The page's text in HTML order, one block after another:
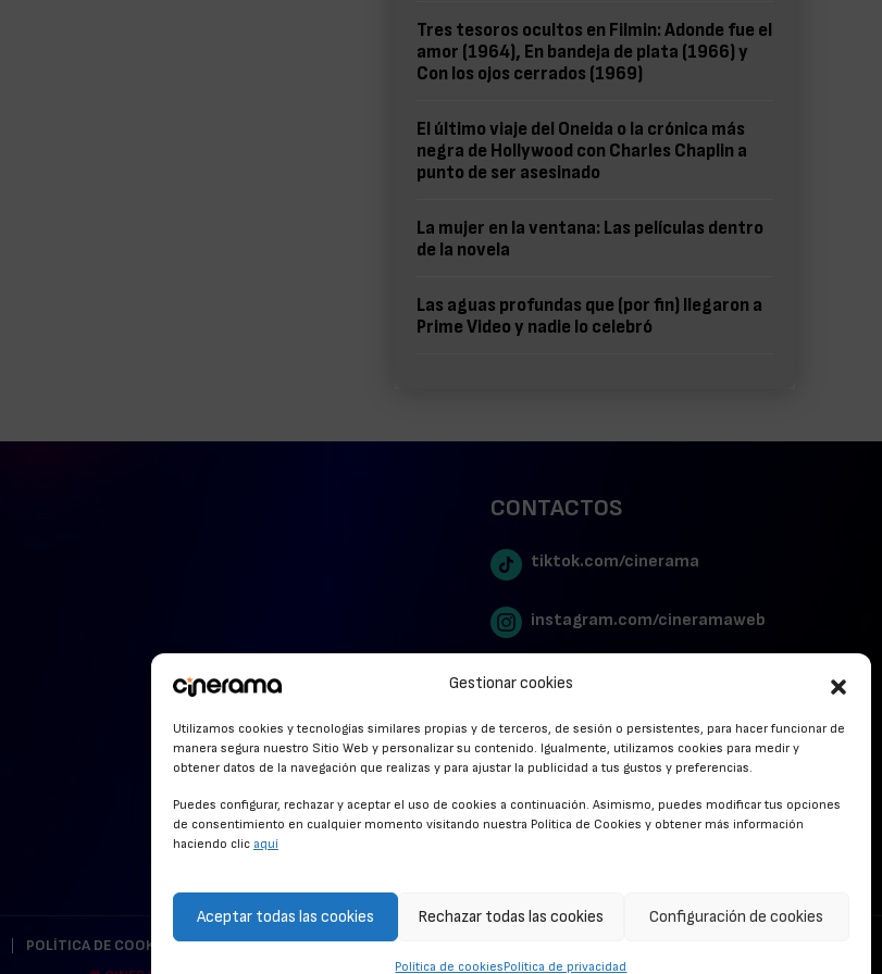
Gestionar cookies
Utilizamos cookies y tecnologías similares propias y de terceros, de sesión o persistentes, para hacer funcionar de
manera segura nuestro Sitio Web y personalizar su contenido. Igualmente, utilizamos cookies para medir y
obtener datos de la navegación que realizas y para ajustar la publicidad a tus gustos y preferencias.
Puedes configurar, rechazar y aceptar el uso de cookies a continuación. Asimismo, puedes modificar tus opciones
de consentimiento en cualquier momento visitando nuestra Política de Cookies y obtener más información
haciendo clic aquí
Aceptar todas las cookies Rechazar todas las cookies Configuración de cookies
Política de cookiesPolítica de privacidad
Tres tesoros ocultos en Filmin: Adonde fue el
amor (1964), En bandeja de plata (1966) y
Con los ojos cerrados (1969)
El último viaje del Oneida o la crónica más
negra de Hollywood con Charles Chaplin a
punto de ser asesinado
La mujer en la ventana: Las películas dentro
de la novela
Las aguas profundas que (por fin) llegaron a
Prime Video y nadie lo celebró
CONTACTOS
tiktok.com/cinerama
instagram.com/cineramaweb
twitter.com/cinerames
Youtube Canal Cinerama
POLÍTICA DE COOKIES POLÍTICA DE PRIVACIDAD